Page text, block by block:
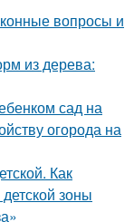
вопросы и
из дерева:
сад на
огорода на
Как
зоны